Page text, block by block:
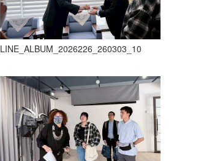
LINE_ALBUM_2026226_260303_10